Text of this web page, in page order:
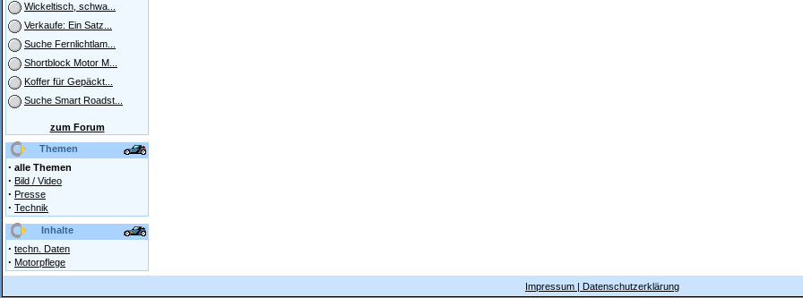
Wickeltisch, schwa...
Verkaufe: Ein Satz...
Suche Fernlichtlam...
Shortblock Motor M...
Koffer für Gepäckt...
Suche Smart Roadst...
zum Forum
Themen
· alle Themen
· Bild / Video
· Presse
· Technik
Inhalte
· techn. Daten
· Motorpflege
Impressum | Datenschutzerklärung